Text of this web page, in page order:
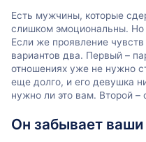
Есть мужчины, которые
слишком эмоциональны. Но
Если же проявление
вариантов два. Первый –
отношениях уже не нужно
еще долго, и его девушка
нужно ли это вам. Второй –
Он забывает